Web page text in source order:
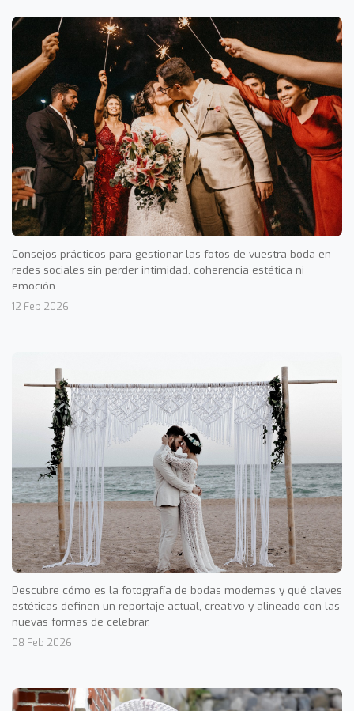
Consejos prácticos para gestionar las fotos de vuestra boda en
redes sociales sin perder intimidad, coherencia estética ni
emoción.
12 Feb 2026
Descubre cómo es la fotografía de bodas modernas y qué claves
estéticas definen un reportaje actual, creativo y alineado con las
nuevas formas de celebrar.
08 Feb 2026